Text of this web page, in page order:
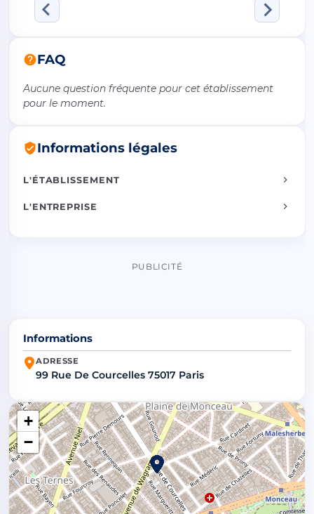
FAQ
Aucune question fréquente pour cet établissement
pour le moment.
Informations légales
L'ÉTABLISSEMENT
L'ENTREPRISE
PUBLICITÉ
Informations
ADRESSE
99 Rue De Courcelles 75017 Paris
+
−